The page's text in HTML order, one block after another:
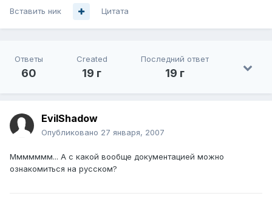
Вставить ник Цитата
Ответы
60
Created
19 г
Последний ответ
19 г
EvilShadow
Опубликовано 27 января, 2007
Ммммммм... А с какой вообще документацией можно
ознакомиться на русском?